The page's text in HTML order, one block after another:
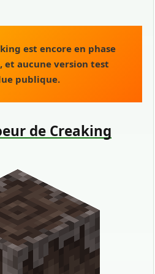
est encore en phase
et aucune version test
publique.
de Creaking